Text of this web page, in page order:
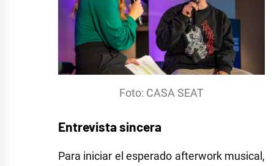
Foto: CASA SEAT
Entrevista sincera
Para iniciar el esperado afterwork musical,